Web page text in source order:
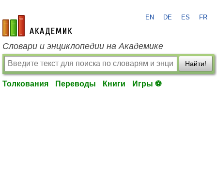
academic.ru
EN DE ES FR
Словари и энциклопедии на Академике
Найти!
Толкования Переводы Книги Игры ⚽